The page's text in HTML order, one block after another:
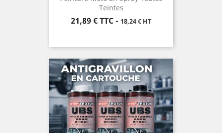
Teintes
Prix
21,89 € TTC- 18,24 € HT